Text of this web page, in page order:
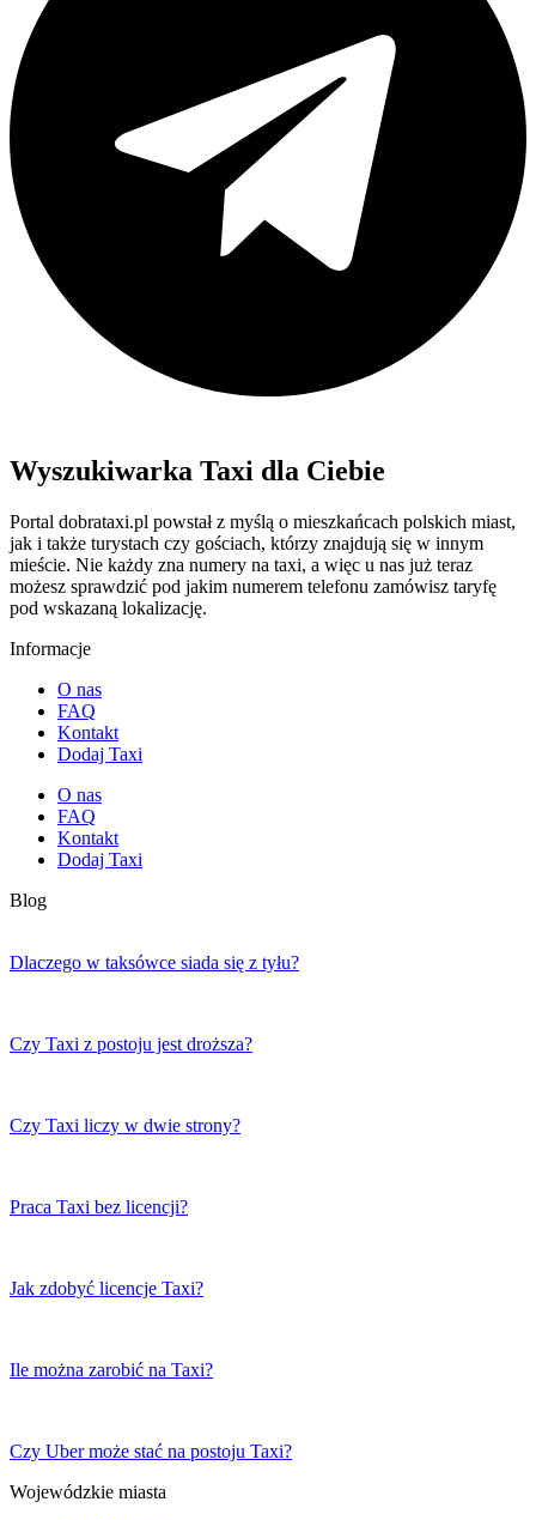
Wyszukiwarka Taxi dla Ciebie
Portal dobrataxi.pl powstał z myślą o mieszkańcach polskich miast,
jak i także turystach czy gościach, którzy znajdują się w innym
mieście. Nie każdy zna numery na taxi, a więc u nas już teraz
możesz sprawdzić pod jakim numerem telefonu zamówisz taryfę
pod wskazaną lokalizację.
Informacje
O nas
FAQ
Kontakt
Dodaj Taxi
O nas
FAQ
Kontakt
Dodaj Taxi
Blog
Dlaczego w taksówce siada się z tyłu?
Czy Taxi z postoju jest droższa?
Czy Taxi liczy w dwie strony?
Praca Taxi bez licencji?
Jak zdobyć licencje Taxi?
Ile można zarobić na Taxi?
Czy Uber może stać na postoju Taxi?
Wojewódzkie miasta